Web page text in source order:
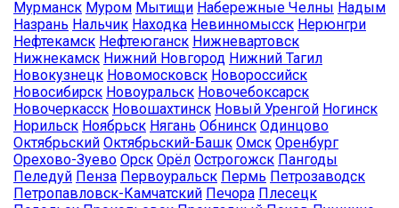
Мурманск Муром Мытищи Набережные Челны Надым
Назрань Нальчик Находка Невинномысск Нерюнгри
Нефтекамск Нефтеюганск Нижневартовск
Нижнекамск Нижний Новгород Нижний Тагил
Новокузнецк Новомосковск Новороссийск
Новосибирск Новоуральск Новочебоксарск
Новочеркасск Новошахтинск Новый Уренгой Ногинск
Норильск Ноябрьск Нягань Обнинск Одинцово
Октябрьский Октябрьский-Башк Омск Оренбург
Орехово-Зуево Орск Орёл Острогожск Пангоды
Пеледуй Пенза Первоуральск Пермь Петрозаводск
Петропавловск-Камчатский Печора Плесецк